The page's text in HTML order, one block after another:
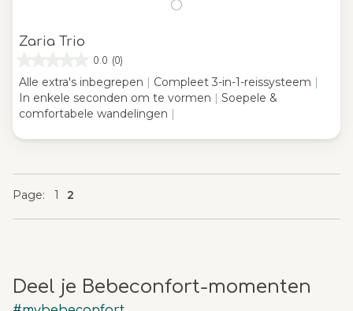
Zaria Trio
0.0 (0)
Alle extra's inbegrepen | Compleet 3-in-1-reissysteem |
In enkele seconden om te vormen | Soepele &
comfortabele wandelingen |
Page Page
Page
Page
1 You're currently reading page
2
Deel je Bebeconfort-momenten